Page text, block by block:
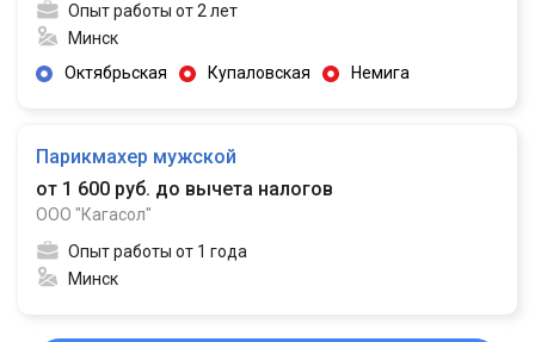
Опыт работы от 2 лет
Минск
Октябрьская
Купаловская Немига
Парикмахер мужской
от 1 600 руб. до вычета налогов
ООО "Кагасол"
Опыт работы от 1 года
Минск